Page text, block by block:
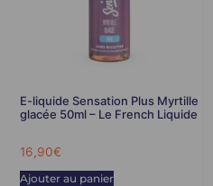
E-liquide Sensation Plus Myrtille
glacée 50ml – Le French Liquide
16,90€
Ajouter au panier